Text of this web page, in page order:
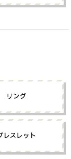
リング
レスレット